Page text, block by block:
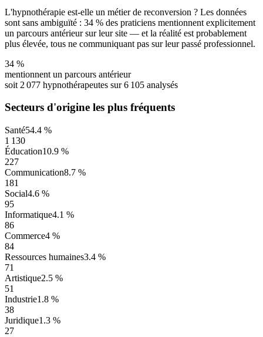
L'hypnothérapie est-elle un métier de reconversion ? Les données
sont sans ambiguïté : 34 % des praticiens mentionnent explicitement
un parcours antérieur sur leur site — et la réalité est probablement
plus élevée, tous ne communiquant pas sur leur passé professionnel.
34 %
mentionnent un parcours antérieur
soit 2 077 hypnothérapeutes sur6 105 analysés
Secteurs d'origine les plus fréquents
Santé54.4 %
1 130
Éducation10.9 %
227
Communication8.7 %
181
Social4.6 %
95
Informatique4.1 %
86
Commerce4 %
84
Ressources humaines3.4 %
71
Artistique2.5 %
51
Industrie1.8 %
38
Juridique1.3 %
27